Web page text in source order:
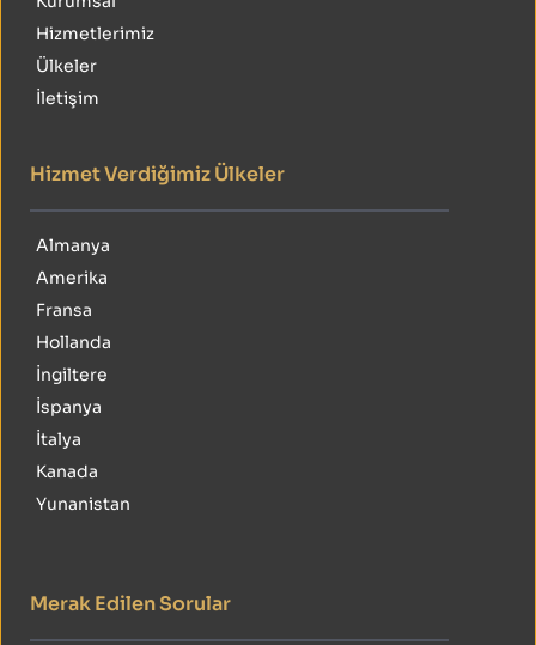
Hizmetlerimiz
Ülkeler
İletişim
Hizmet Verdiğimiz Ülkeler
Almanya
Amerika
Fransa
Hollanda
İngiltere
İspanya
İtalya
Kanada
Yunanistan
Merak Edilen Sorular